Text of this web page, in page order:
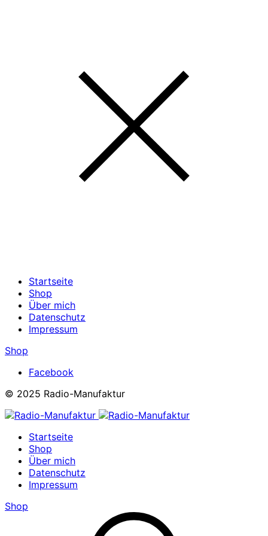
Startseite
Shop
Über mich
Datenschutz
Impressum
Shop
Facebook
© 2025 Radio-Manufaktur
Startseite
Shop
Über mich
Datenschutz
Impressum
Shop